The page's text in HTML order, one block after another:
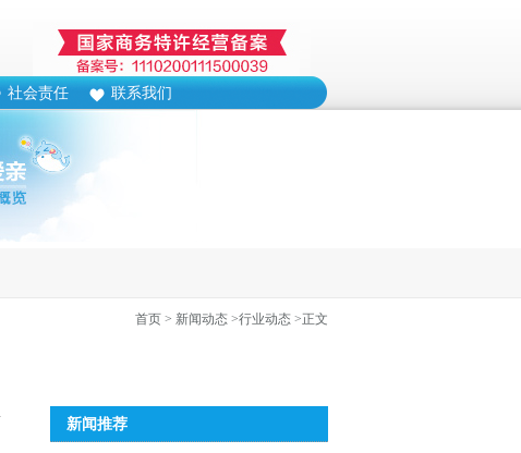
社会责任 联系我们
首页 > 新闻动态 >行业动态 >正文
新闻推荐